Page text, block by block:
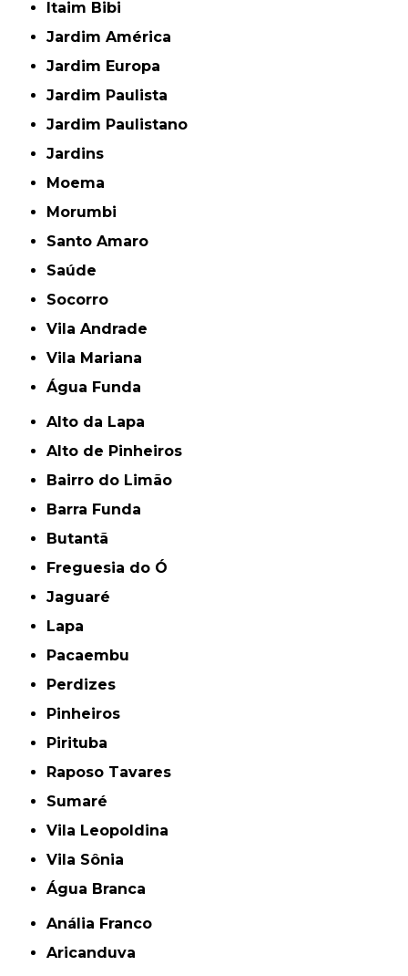
Itaim Bibi
Jardim América
Jardim Europa
Jardim Paulista
Jardim Paulistano
Jardins
Moema
Morumbi
Santo Amaro
Saúde
Socorro
Vila Andrade
Vila Mariana
Água Funda
Alto da Lapa
Alto de Pinheiros
Bairro do Limão
Barra Funda
Butantã
Freguesia do Ó
Jaguaré
Lapa
Pacaembu
Perdizes
Pinheiros
Pirituba
Raposo Tavares
Sumaré
Vila Leopoldina
Vila Sônia
Água Branca
Anália Franco
Aricanduva